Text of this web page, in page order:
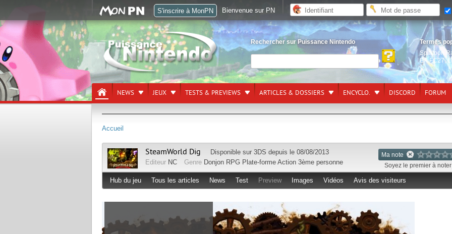
Rechercher sur Puissance Nintendo
Termes
Splatoon
EA FC27,
NEWS JEUX TESTS & PREVIEWS ARTICLES & DOSSIERS ENCYCLO. DISCORD FORUM
Accueil
Ma note
Soyez le premier à noter
SteamWorld Dig Disponible sur 3DS depuis le 08/08/2013
Editeur NC Genre Donjon RPG Plate-forme Action 3ème personne
Hub du jeu Tous les articles News Test Preview Images Vidéos Avis des visiteurs
S'inscrire à MonPN Bienvenue sur PN